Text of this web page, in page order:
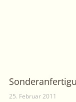
25. Februar 2011